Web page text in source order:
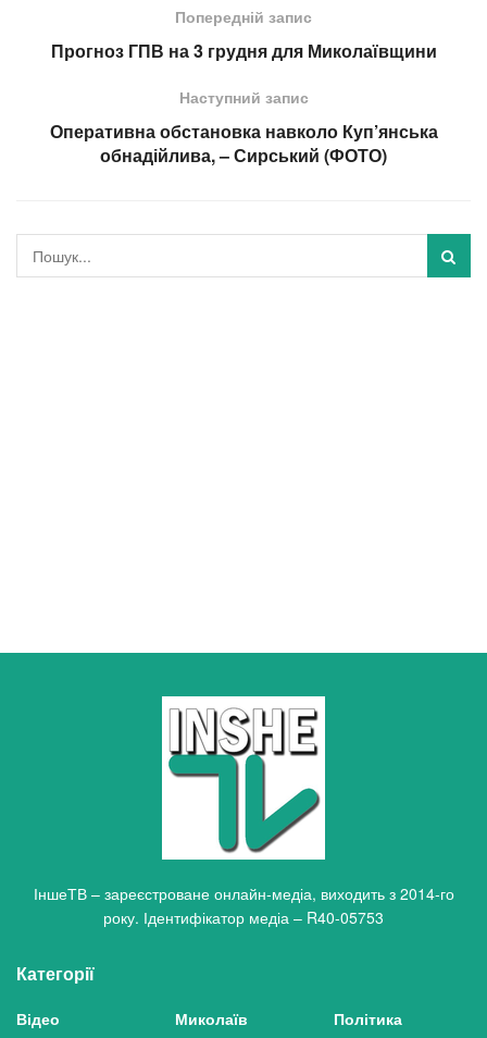
Попередній запис
Прогноз ГПВ на 3 грудня для Миколаївщини
Наступний запис
Оперативна обстановка навколо Куп’янська
обнадійлива, – Сирський (ФОТО)
ІншеТВ – зареєстроване онлайн-медіа, виходить з 2014-го
року. Ідентифікатор медіа – R40-05753
Категорії
Відео
Миколаїв
Політика